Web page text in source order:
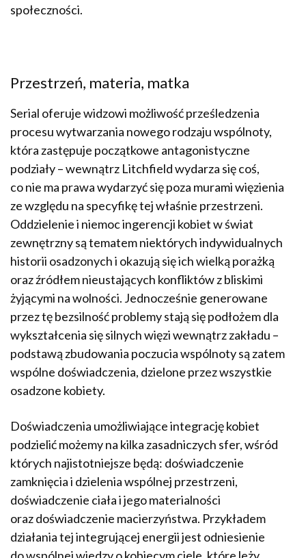
społeczności.
Przestrzeń, materia, matka
Serial oferuje widzowi możliwość prześledzenia
procesu wytwarzania nowego rodzaju wspólnoty,
która zastępuje początkowe antagonistyczne
podziały – wewnątrz Litchfield wydarza się coś,
co nie ma prawa wydarzyć się poza murami więzienia
ze względu na specyfikę tej właśnie przestrzeni.
Oddzielenie i niemoc ingerencji kobiet w świat
zewnętrzny są tematem niektórych indywidualnych
historii osadzonych i okazują się ich wielką porażką
oraz źródłem nieustających konfliktów z bliskimi
żyjącymi na wolności. Jednocześnie generowane
przez tę bezsilność problemy stają się podłożem dla
wykształcenia się silnych więzi wewnątrz zakładu –
podstawą zbudowania poczucia wspólnoty są zatem
wspólne doświadczenia, dzielone przez wszystkie
osadzone kobiety.
Doświadczenia umożliwiające integrację kobiet
podzielić możemy na kilka zasadniczych sfer, wśród
których najistotniejsze będą: doświadczenie
zamknięcia i dzielenia wspólnej przestrzeni,
doświadczenie ciała i jego materialności
oraz doświadczenie macierzyństwa. Przykładem
działania tej integrującej energii jest odniesienie